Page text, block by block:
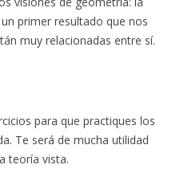
primer resultado que nos
muy relacionadas entre sí.
para que practiques los
Te será de mucha utilidad
teoría vista.